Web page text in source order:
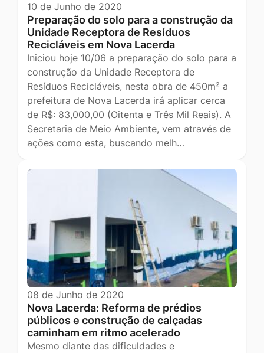
10 de Junho de 2020
Preparação do solo para a construção da
Unidade Receptora de Resíduos
Recicláveis em Nova Lacerda
Iniciou hoje 10/06 a preparação do solo para a
construção da Unidade Receptora de
Resíduos Recicláveis, nesta obra de 450m² a
prefeitura de Nova Lacerda irá aplicar cerca
de R$: 83,000,00 (Oitenta e Três Mil Reais). A
Secretaria de Meio Ambiente, vem através de
ações como esta, buscando melh…
08 de Junho de 2020
Nova Lacerda: Reforma de prédios
públicos e construção de calçadas
caminham em ritmo acelerado
Mesmo diante das dificuldades e